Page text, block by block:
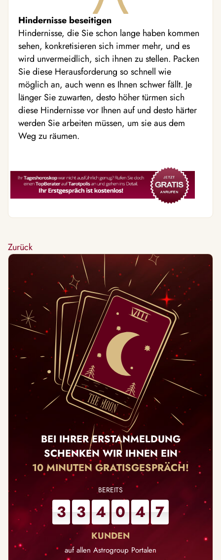
Hindernisse beseitigen
Hindernisse, die Sie schon lange haben kommen
sehen, konkretisieren sich immer mehr, und es
wird unvermeidlich, sich ihnen zu stellen. Packen
Sie diese Herausforderung so schnell wie
möglich an, auch wenn es Ihnen schwer fällt. Je
länger Sie zuwarten, desto höher türmen sich
diese Hindernisse vor Ihnen auf und desto härter
werden Sie arbeiten müssen, um sie aus dem
Weg zu räumen.
Zurück
BEI IHRER ERSTANMELDUNG
SCHENKEN WIR IHNEN EIN
10 MINUTEN GRATISGESPRÄCH!
3 3 4 0 4 7
auf allen Astrogroup Portalen